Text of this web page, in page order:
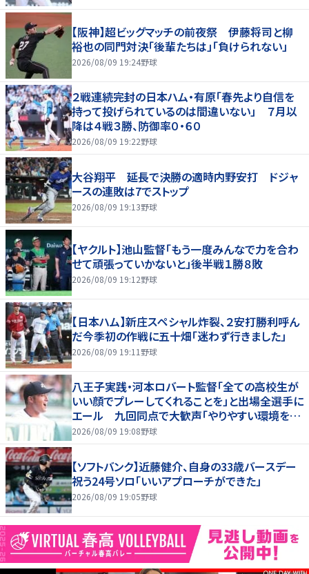
【阪神】超ビッグマッチの前夜祭 伊藤将司と柳
裕也の同門対決「後輩たちは」「負けられない」
2026/08/09 19:24野球
２戦連続完封の日本ハム・有原「春先より自信を
持って投げられているのは間違いない」 ７月以
降は４戦３勝、防御率０・６０
2026/08/09 19:22野球
大谷翔平 延長で決勝の適時内野安打 ドジャ
ースの連敗は7でストップ
2026/08/09 19:13野球
【ヤクルト】池山監督「もう一度みんなで力を合わ
せて頑張っていかないと」後半戦１勝８敗
2026/08/09 19:12野球
【日本ハム】新庄スペシャル炸裂、２安打勝利呼ん
だ今季初の作戦に五十畑「迷わず行きました」
2026/08/09 19:11 野球
八王子実践・河本ロバート監督「全ての高校生が
いい顔でプレーしてくれることを」と出場全選手に
エール 九回同点で大歓声「やりやすい環境を作
ってくださった」と感謝
2026/08/09 19:08野球
【ソフトバンク】近藤健介、自身の33歳バースデー
祝う24号ソロ「いいアプローチができた」
2026/08/09 19:05野球